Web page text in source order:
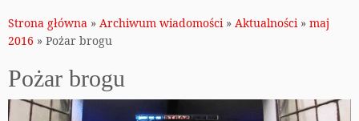
do
treści
Strona główna » Archiwum wiadomości » Aktualności » maj
2016 » Pożar brogu
Pożar brogu